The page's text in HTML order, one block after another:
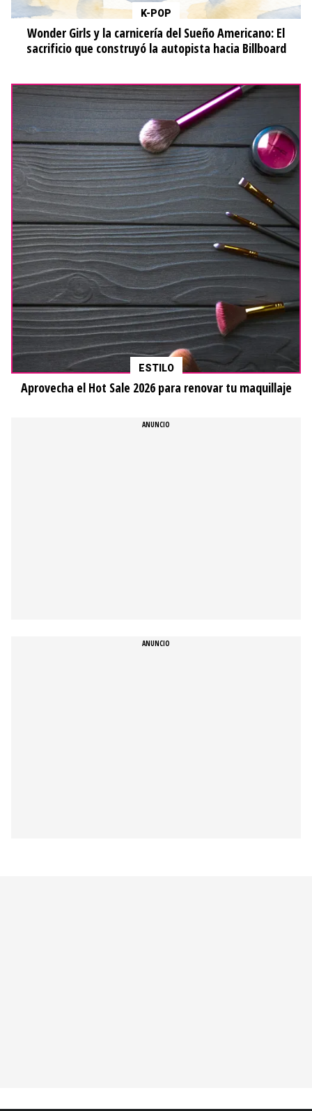
K-POP
Wonder Girls y la carnicería del Sueño Americano: El
sacrificio que construyó la autopista hacia Billboard
ESTILO
Aprovecha el Hot Sale 2026 para renovar tu maquillaje